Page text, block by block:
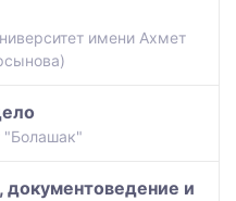
имени Ахмет
"Болашак"
и